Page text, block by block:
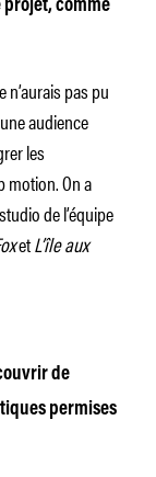
projet, comme
n’aurais pas pu
audience
les
motion. On a
de l’équipe
etL’île aux
de
permises